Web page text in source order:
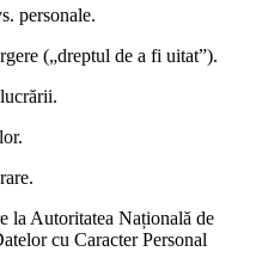
personale.
(„dreptul de a fi uitat”).
la Autoritatea Națională de
cu Caracter Personal